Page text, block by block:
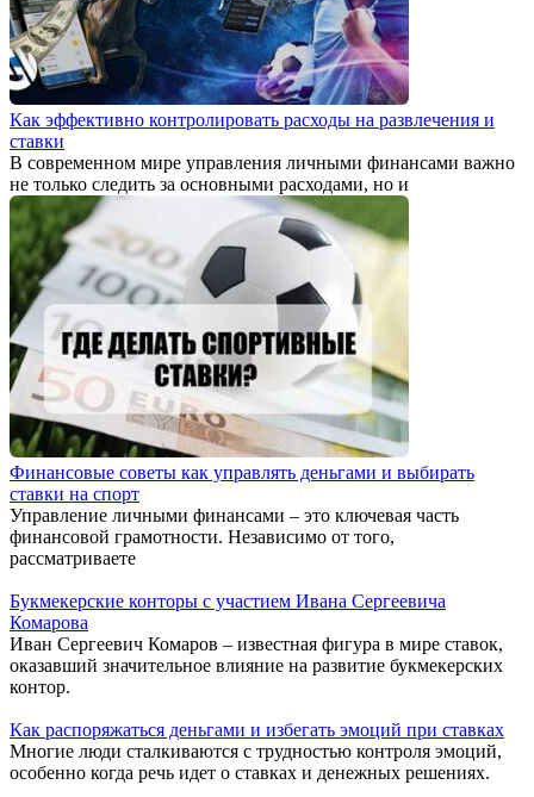
Как эффективно контролировать расходы на развлечения и
ставки
В современном мире управления личными финансами важно
не только следить за основными расходами, но и
Финансовые советы как управлять деньгами и выбирать
ставки на спорт
Управление личными финансами – это ключевая часть
финансовой грамотности. Независимо от того,
рассматриваете
Букмекерские конторы с участием Ивана Сергеевича
Комарова
Иван Сергеевич Комаров – известная фигура в мире ставок,
оказавший значительное влияние на развитие букмекерских
контор.
Как распоряжаться деньгами и избегать эмоций при ставках
Многие люди сталкиваются с трудностью контроля эмоций,
особенно когда речь идет о ставках и денежных решениях.